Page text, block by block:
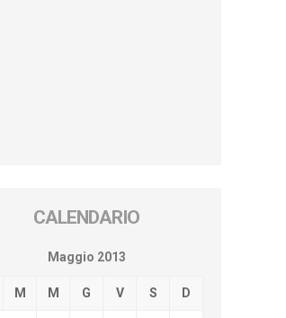
CALENDARIO
Maggio 2013
M M G V S D